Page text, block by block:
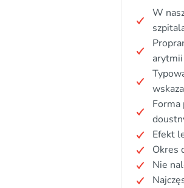
W
Forma
Efekt
Okres
Nie